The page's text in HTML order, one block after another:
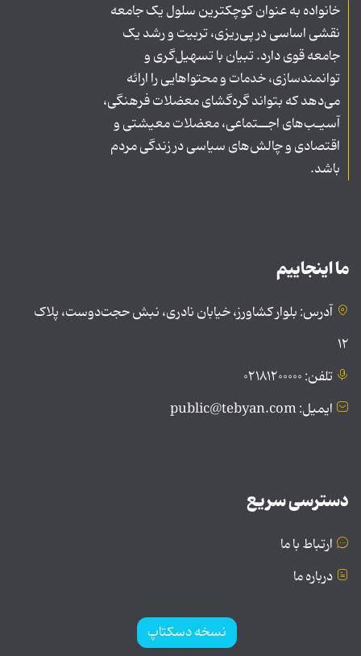
خانواده به عنوان کوچکترین سلول یک جامعه
نقشی اساسی در پی‌ریزی، تربیت و رشد یک
جامعه قوی دارد. تبیان با تسهیل‌گری و
توانمندسازی، خدمات و محتواهایی را ارائه
می‌دهد که بتواند گره‌گشای معضلات فرهنگی،
آسیـب‌های اجــتماعی، معضلات معیشتی و
اقتصادی و چالش‌های سیاسی در زندگی مردم
باشد.
ما اینجاییم
آدرس: بلوار کشاورز، خیابان نادری، نبش حجت‌دوست، پلاک
۱۲
تلفن: ۰۲۱۸۱۲۰۰۰۰۰
ایمیل: public@tebyan.com
دسترسی سریع
ارتباط با ما
درباره ما
نسخه دسکتاپ